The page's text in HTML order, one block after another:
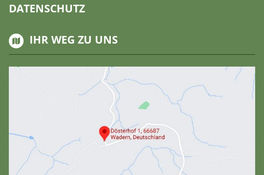
DATENSCHUTZ
IHR WEG ZU UNS